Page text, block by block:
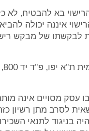
שהרישוי בא להבטיח,
איננה יכולה
לבקשתו של מבקש
עסק מסויים אינה
לסרב מתן רשיון
בניגוד לתנאי